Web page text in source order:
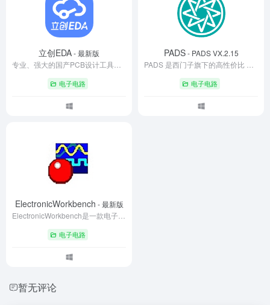
立创EDA- 最新版
电子电路
PADS- PADS VX.2.15
电子电路
ElectronicWorkbench - 最新版
电子电路
暂无评论